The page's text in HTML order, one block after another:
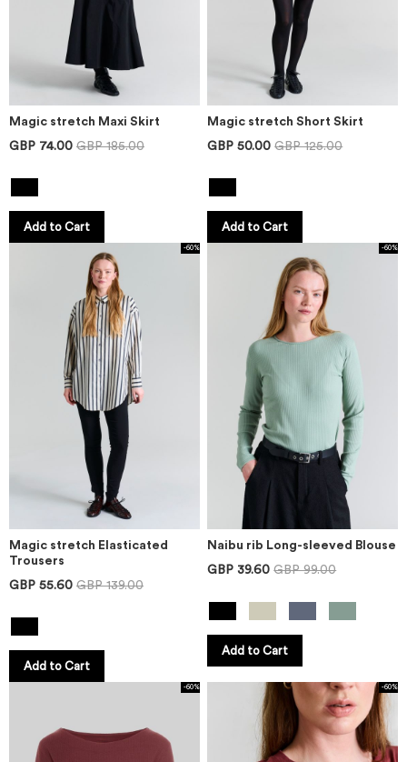
Magic stretch Maxi Skirt
GBP 74.00 GBP 185.00
Add to Cart
Magic stretch Short Skirt
GBP 50.00 GBP 125.00
Add to Cart
-60%
Magic stretch Elasticated
Trousers
GBP 55.60 GBP 139.00
Add to Cart
-60%
Naibu rib Long-sleeved Blouse
GBP 39.60 GBP 99.00
Add to Cart
-60% -60%